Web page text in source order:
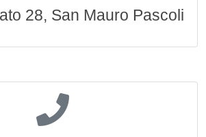
28, San Mauro Pascoli